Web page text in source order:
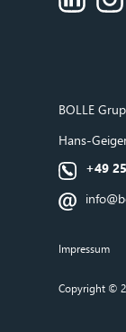
BOLLE
+49
Impressum
Copyright ©